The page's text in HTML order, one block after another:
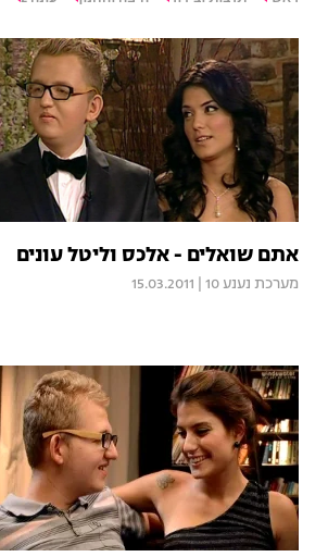
אתם שואלים - אלכס וליטל עונים
מערכת נענע 10 15.03.2011